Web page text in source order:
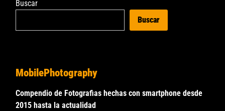
Buscar
Buscar
MobilePhotography
Compendio de Fotografias hechas con smartphone desde
2015 hasta la actualidad